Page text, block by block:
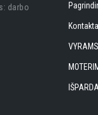
darbo
VYRAMS